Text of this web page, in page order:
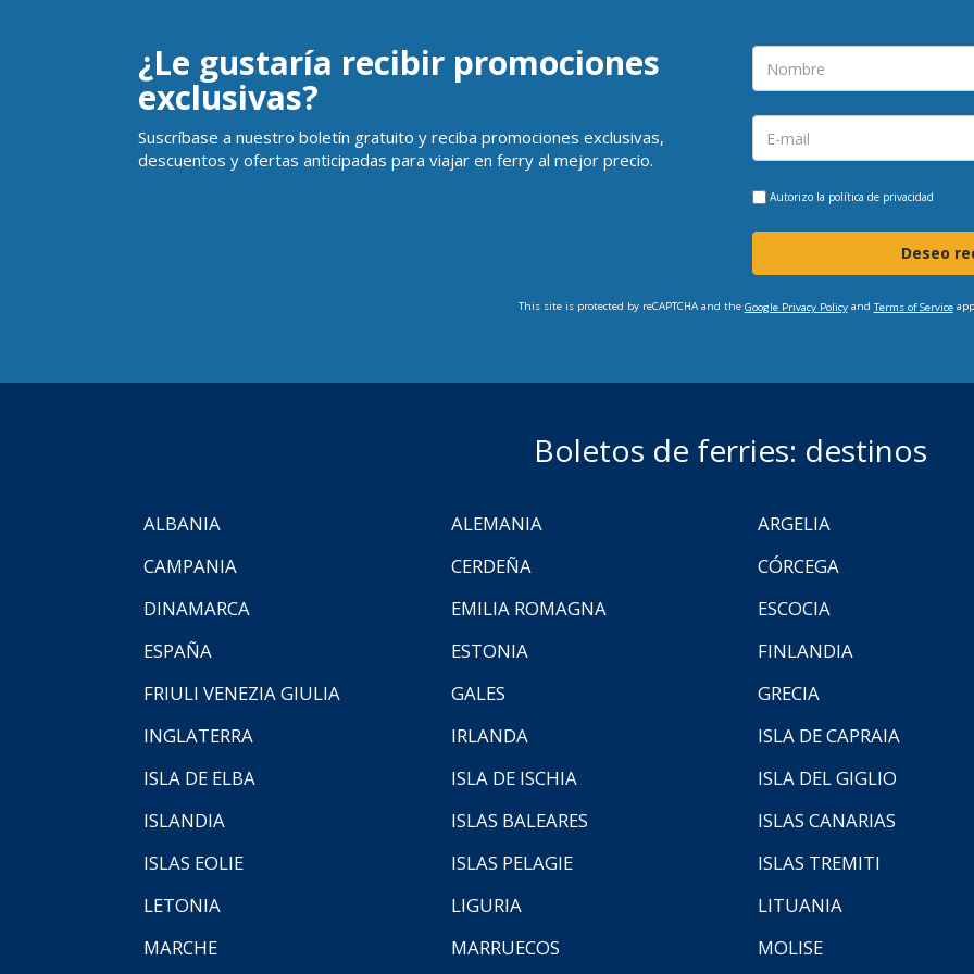
¿Le gustaría recibir promociones
exclusivas?
Suscríbase a nuestro boletín gratuito y reciba promociones exclusivas,
descuentos y ofertas anticipadas para viajar en ferry al mejor precio.
Autorizo la política de privacidad
Deseo
This site is protected by reCAPTCHA and the Google Privacy Policyand Terms of Service
Boletos de ferries: destinos
ALBANIA ALEMANIA ARGELIA
CAMPANIA
CERDEÑA CÓRCEGA
DINAMARCA
EMILIA ROMAGNA ESCOCIA
ESPAÑA
ESTONIA FINLANDIA
FRIULI VENEZIA GIULIA
GALES GRECIA
INGLATERRA
IRLANDA ISLA DE CAPRAIA
ISLA DE ELBA
ISLA DE ISCHIA ISLA DEL GIGLIO
ISLANDIA
ISLAS BALEARES ISLAS CANARIAS
ISLAS EOLIE
ISLAS PELAGIE ISLAS TREMITI
LETONIA
LIGURIA LITUANIA
MARCHE
MARRUECOS MOLISE